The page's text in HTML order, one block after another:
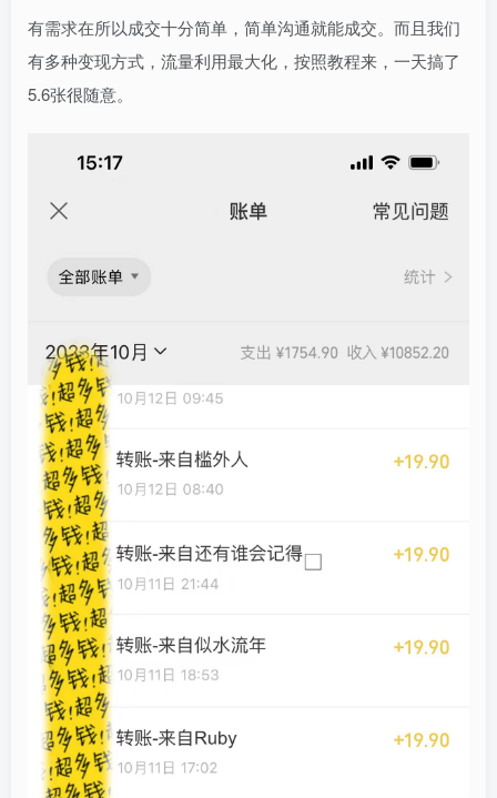
有需求在所以成交十分简单，简单沟通就能成交。而且我们
有多种变现方式，流量利用最大化，按照教程来，一天搞了
5.6张很随意。